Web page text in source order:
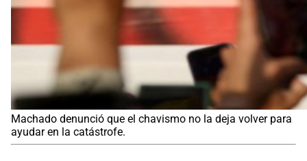
Machado denunció que el chavismo no la deja volver para
ayudar en la catástrofe.